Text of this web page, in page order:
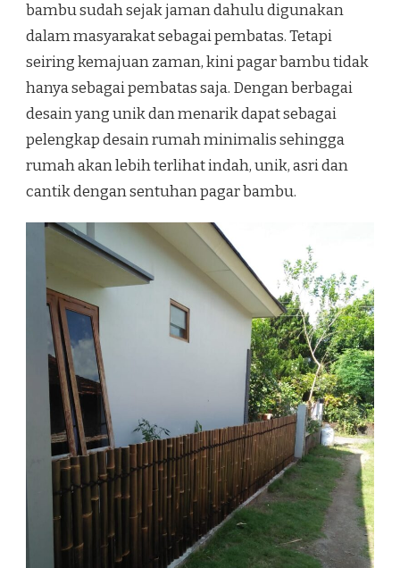
bambu sudah sejak jaman dahulu digunakan
dalam masyarakat sebagai pembatas. Tetapi
seiring kemajuan zaman, kini pagar bambu tidak
hanya sebagai pembatas saja. Dengan berbagai
desain yang unik dan menarik dapat sebagai
pelengkap desain rumah minimalis sehingga
rumah akan lebih terlihat indah, unik, asri dan
cantik dengan sentuhan pagar bambu.